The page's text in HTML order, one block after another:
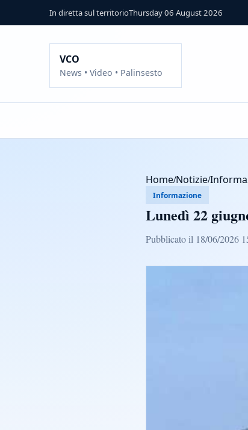
In diretta sul territorioThursday 06 August 2026
VCO
News • Video • Palinsesto
Home/Notizie/
Informazione
Lunedì 22
Pubblicato il 18/06/2026